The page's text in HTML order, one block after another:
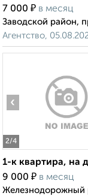
7 000 ₽ в месяц
Заводской район,
Агентство,
2/4
‹
1-к квартира, на
9 000 ₽ в месяц
Железнодорожный